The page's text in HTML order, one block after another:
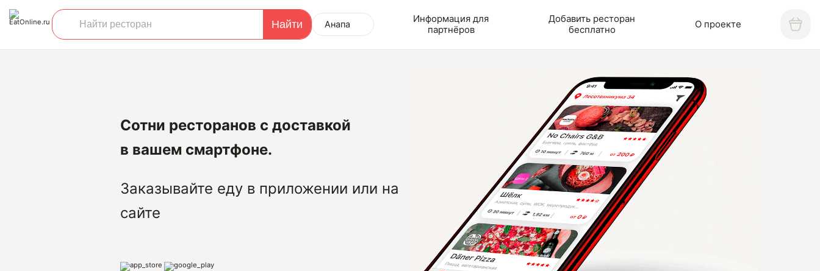
Анапа
Информация для
партнёров
Добавить ресторан
бесплатно
О проекте
Сотни ресторанов с доставкой
в вашем смартфоне.
Заказывайте еду в приложении или на
сайте